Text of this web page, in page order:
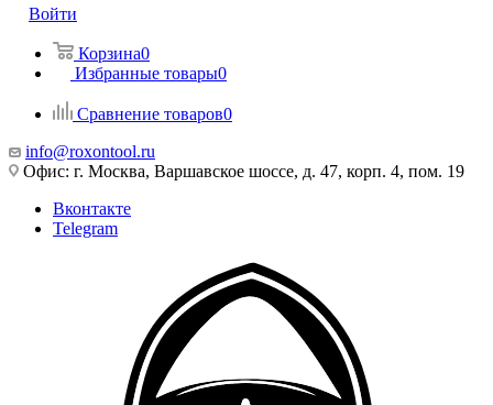
Войти
Корзина0
Избранные товары0
Сравнение товаров0
info@roxontool.ru
Офис: г. Москва, Варшавское шоссе, д. 47, корп. 4, пом. 19
Вконтакте
Telegram